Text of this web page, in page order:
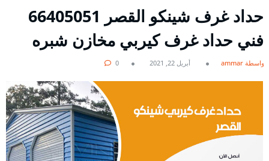
حداد غرف شينكو القصر 66405051
فني حداد غرف كيربي مخازن شبره
بواسطة ammar أبريل 22, 2021 0